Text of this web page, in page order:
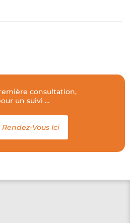
consultation,
un suivi ...
Vous Ici